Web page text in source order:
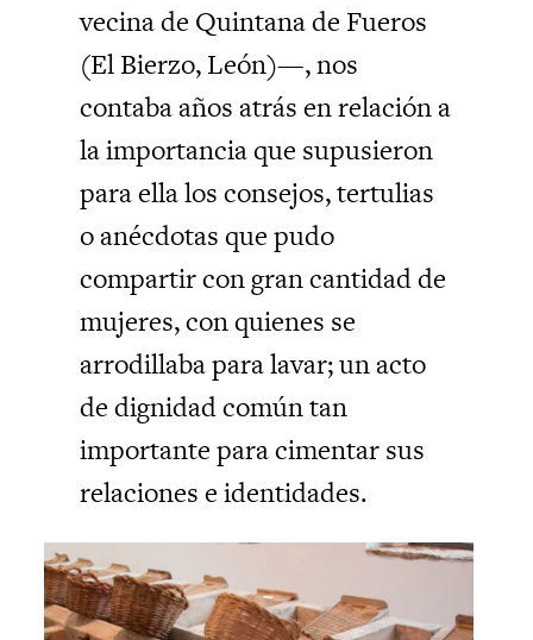
vecina de Quintana de Fueros
(El Bierzo, León)—, nos
contaba años atrás en relación a
la importancia que supusieron
para ella los consejos, tertulias
o anécdotas que pudo
compartir con gran cantidad de
mujeres, con quienes se
arrodillaba para lavar; un acto
de dignidad común tan
importante para cimentar sus
relaciones e identidades.